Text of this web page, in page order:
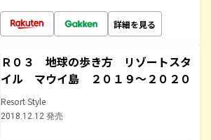
詳細を見る
Ｒ０３ 地球の歩き方 リゾートスタ
イル マウイ島 ２０１９～２０２０
Resort Style
2018.12.12 発売